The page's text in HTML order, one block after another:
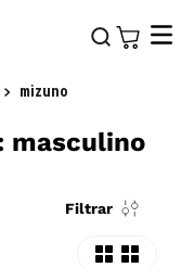
mizuno
masculino
Filtrar